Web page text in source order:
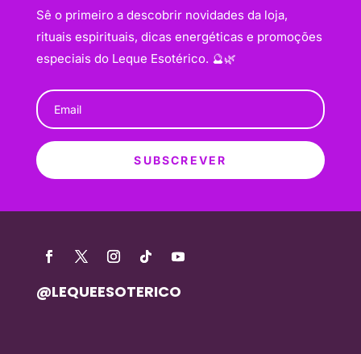
Sê o primeiro a descobrir novidades da loja,
rituais espirituais, dicas energéticas e promoções
especiais do Leque Esotérico. 🔮🌿
SUBSCREVER
@LEQUEESOTERICO